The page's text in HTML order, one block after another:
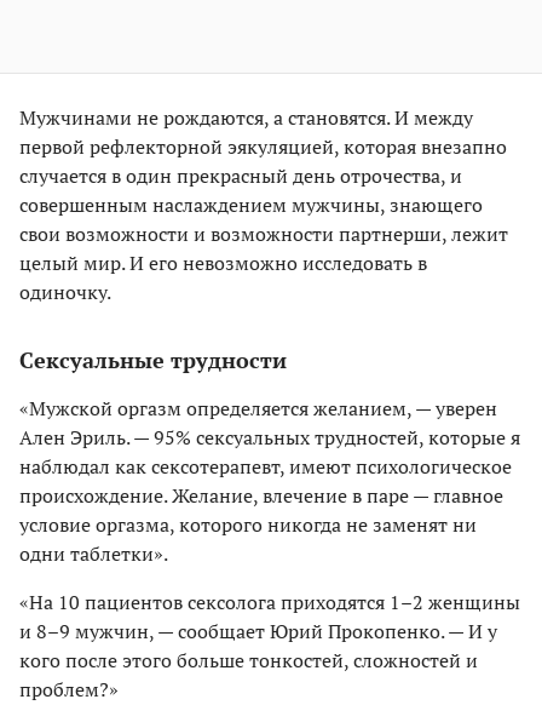
Мужчинами не рождаются, а становятся. И между
первой рефлекторной эякуляцией, которая внезапно
случается в один прекрасный день отрочества, и
совершенным наслаждением мужчины, знающего
свои возможности и возможности партнерши, лежит
целый мир. И его невозможно исследовать в
одиночку.
Сексуальные трудности
«Мужской оргазм определяется желанием, — уверен
Ален Эриль. — 95% сексуальных трудностей, которые я
наблюдал как сексотерапевт, имеют психологическое
происхождение. Желание, влечение в паре — главное
условие оргазма, которого никогда не заменят ни
одни таблетки».
«На 10 пациентов сексолога приходятся 1–2 женщины
и 8–9 мужчин, — сообщает Юрий Прокопенко. — И у
кого после этого больше тонкостей, сложностей и
проблем?»